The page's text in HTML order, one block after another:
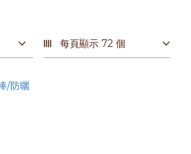
每頁顯示 72 個